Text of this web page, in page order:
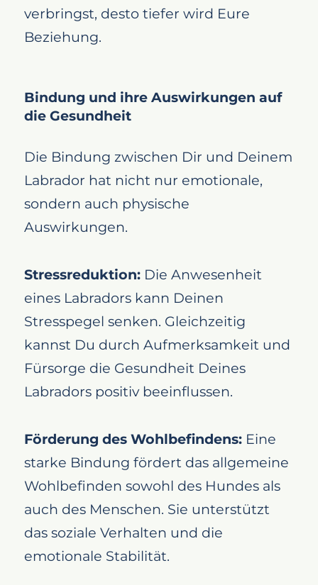
verbringst, desto tiefer wird Eure
Beziehung.
Bindung und ihre Auswirkungen auf
die Gesundheit
Die Bindung zwischen Dir und Deinem
Labrador hat nicht nur emotionale,
sondern auch physische
Auswirkungen.
Stressreduktion: Die Anwesenheit
eines Labradors kann Deinen
Stresspegel senken. Gleichzeitig
kannst Du durch Aufmerksamkeit und
Fürsorge die Gesundheit Deines
Labradors positiv beeinflussen.
Förderung des Wohlbefindens: Eine
starke Bindung fördert das allgemeine
Wohlbefinden sowohl des Hundes als
auch des Menschen. Sie unterstützt
das soziale Verhalten und die
emotionale Stabilität.